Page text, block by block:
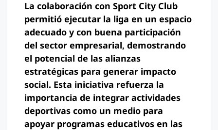
La colaboración con Sport City Club
permitió ejecutar la liga en un espacio
adecuado y con buena participación
del sector empresarial, demostrando
el potencial de las alianzas
estratégicas para generar impacto
social. Esta iniciativa refuerza la
importancia de integrar actividades
deportivas como un medio para
apoyar programas educativos en las